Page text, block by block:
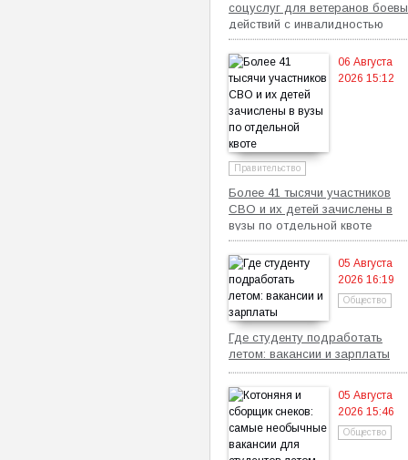
соцуслуг для ветеранов
действий с инвалидностью
06 Августа
2026 15:12
Правительство
Более 41 тысячи участников
СВО и их детей зачислены в
вузы по отдельной квоте
05 Августа
2026 16:19
Общество
Где студенту подработать
летом: вакансии и зарплаты
05 Августа
2026 15:46
Общество